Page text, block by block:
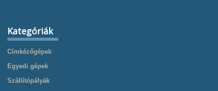
Kategóriák
Címkézőgépek
Egyedi gépek
Szállítópályák